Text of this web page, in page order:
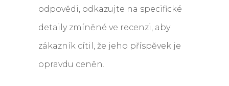
odpovědi, odkazujte na specifické
detaily zmíněné ve recenzi, aby
zákazník cítil, že jeho příspěvek je
opravdu ceněn.